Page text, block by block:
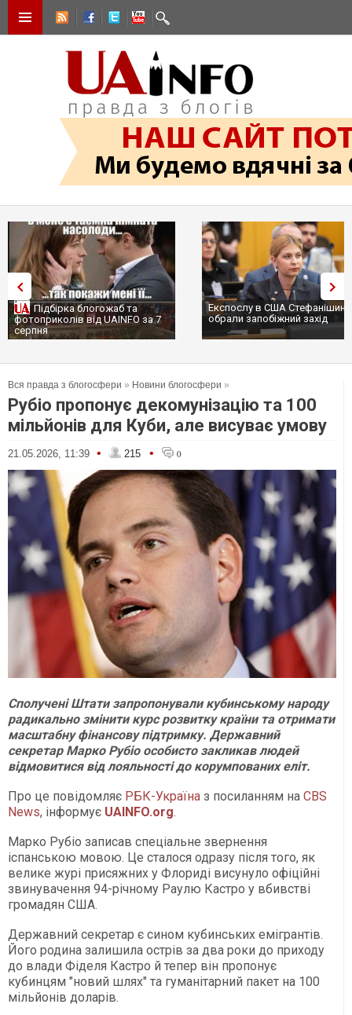
Підбірка блогожаб та
фотоприколів від UAINFO за 7
серпня
Експослу в США
обрали запобіжний захід
Вся правда з блогосфери » Новини блогосфери »
Рубіо пропонує декомунізацію та 100
мільйонів для Куби, але висуває умову
21.05.2026, 11:39 • 215 • 0
Сполучені Штати запропонували кубинському народу
радикально змінити курс розвитку країни та отримати
масштабну фінансову підтримку. Державний
секретар Марко Рубіо особисто закликав людей
відмовитися від лояльності до корумпованих еліт.
Про це повідомляє РБК-Україна з посиланням на CBS
News, інформує UAINFO.org.
Марко Рубіо записав спеціальне звернення
іспанською мовою. Це сталося одразу після того, як
велике журі присяжних у Флориді висунуло офіційні
звинувачення 94-річному Раулю Кастро у вбивстві
громадян США.
Державний секретар є сином кубинських емігрантів.
Його родина залишила острів за два роки до приходу
до влади Фіделя Кастро й тепер він пропонує
кубинцям "новий шлях" та гуманітарний пакет на 100
мільйонів доларів.